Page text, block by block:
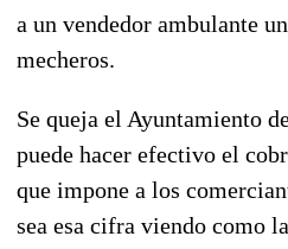
a un vendedor ambulante
mecheros.
Se queja el Ayuntamiento
puede hacer efectivo el
que impone a los
sea esa cifra viendo como